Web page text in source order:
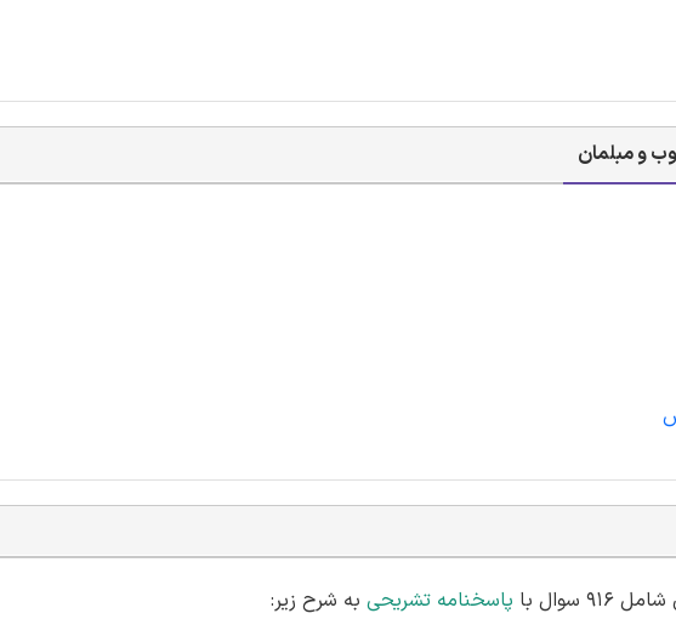
و مبلمان
با پاسخنامه تشریحی به شرح زیر: